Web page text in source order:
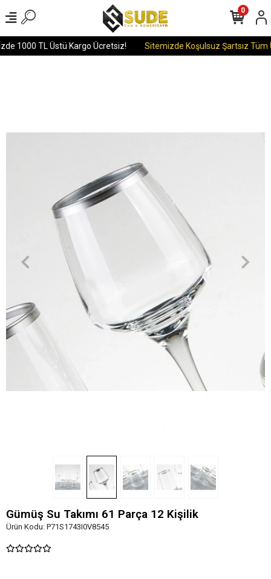
1000 TL Üstü Kargo Ücretsiz! Sitemizde Koşulsuz Şartsız Tüm
0
Gümüş Su Takımı 61 Parça 12 Kişilik
Ürün Kodu: P71S1743I0V8545